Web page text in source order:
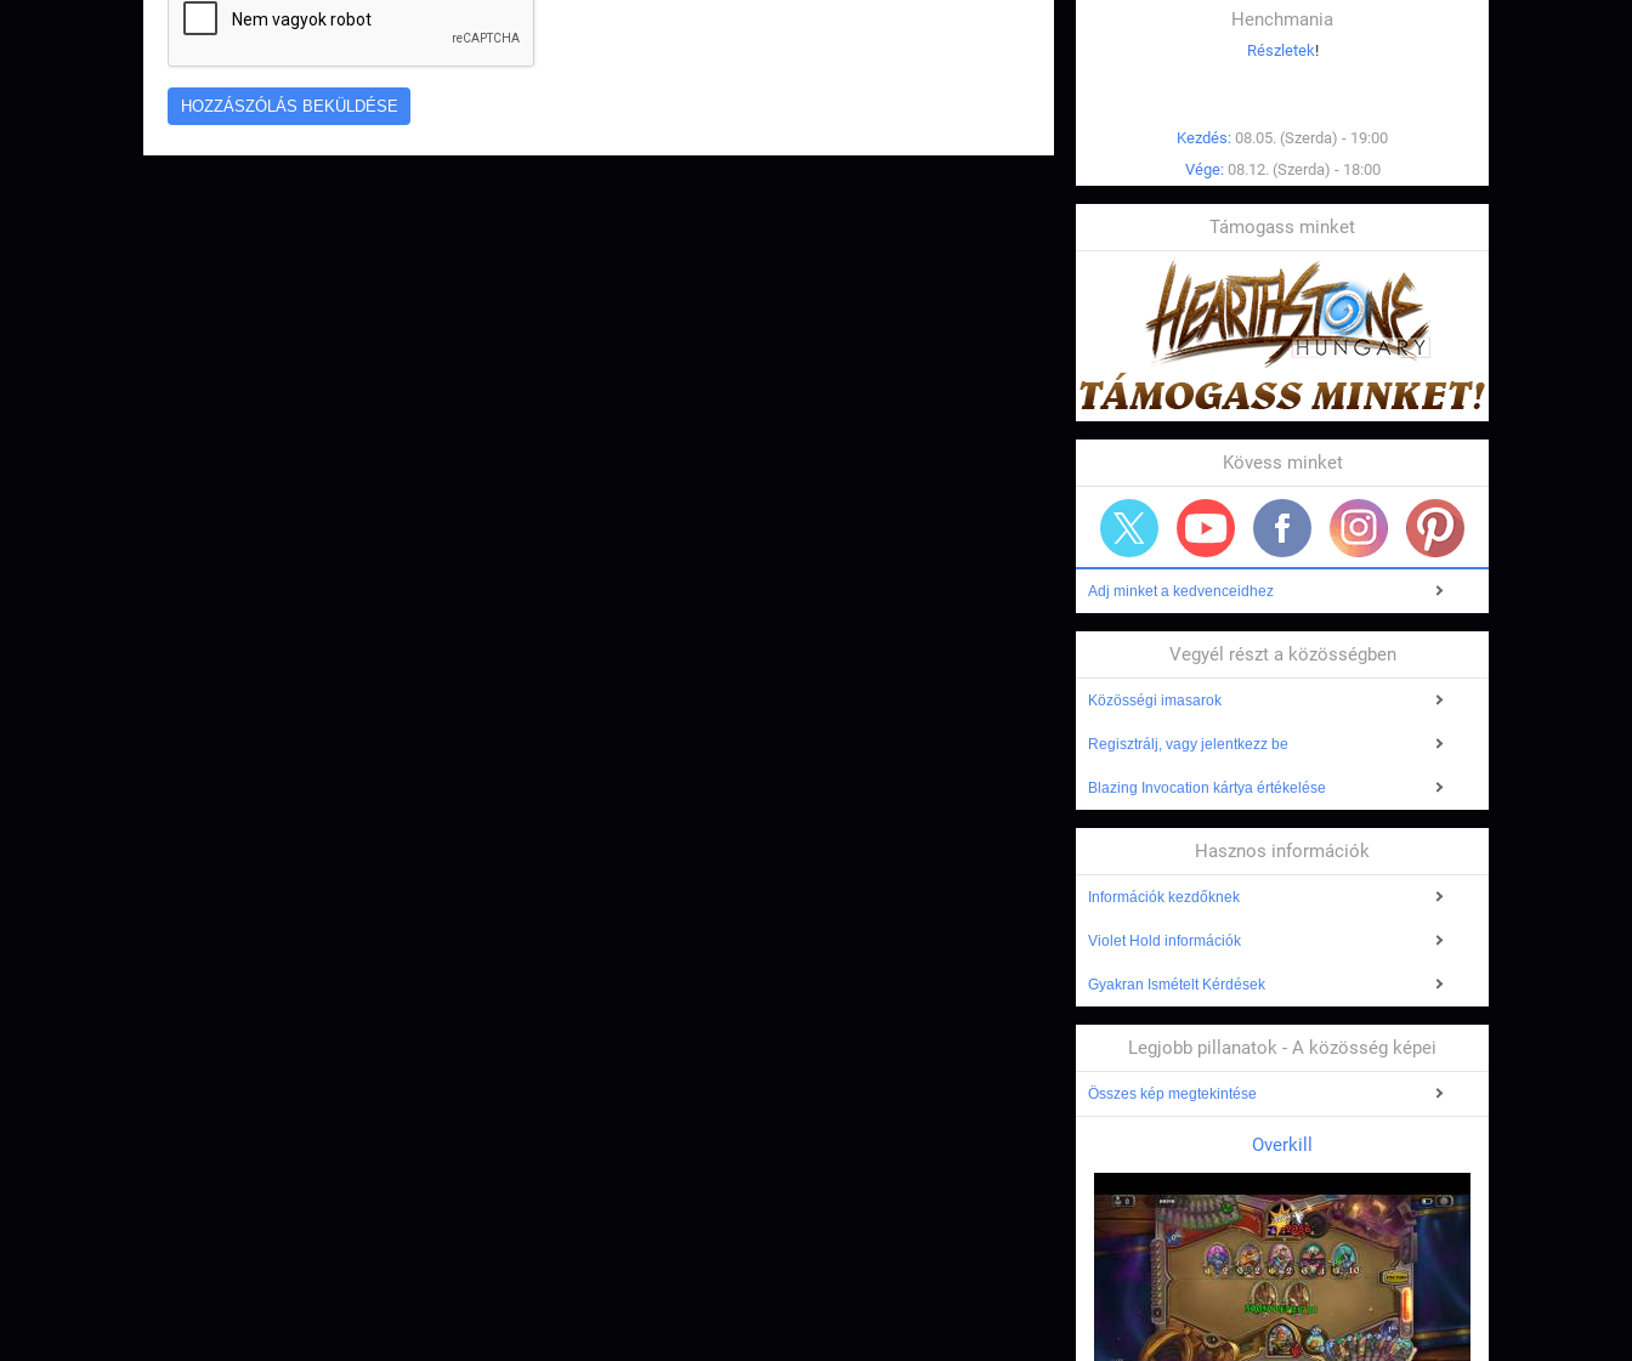
Henchmania
Részletek!
Kezdés: 08.05. (Szerda) - 19:00
Vége: 08.12. (Szerda) - 18:00
Támogass minket
Kövess minket
Adj minket a kedvenceidhez
Vegyél részt a közösségben
Közösségi imasarok
Regisztrálj, vagy jelentkezz be
Blazing Invocation kártya értékelése
Hasznos információk
Információk kezdőknek
Violet Hold információk
Gyakran Ismételt Kérdések
Legjobb pillanatok - A közösség képei
Összes kép megtekintése
Overkill